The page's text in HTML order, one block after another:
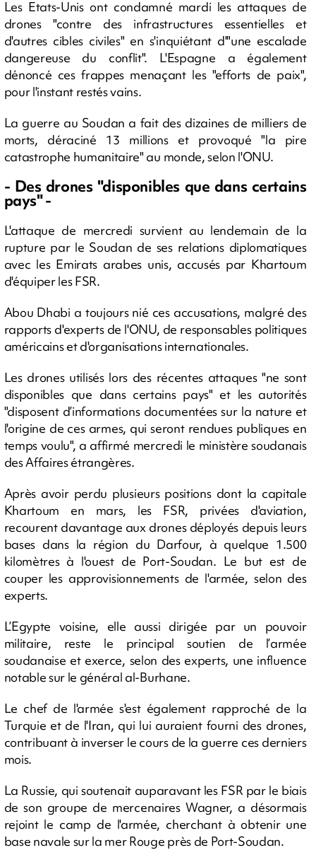
Les Etats-Unis ont condamné mardi les attaques de
drones "contre des infrastructures essentielles et
d'autres cibles civiles" en s'inquiétant d'"une escalade
dangereuse du conflit". L'Espagne a également
dénoncé ces frappes menaçant les "efforts de paix",
pour l'instant restés vains.
La guerre au Soudan a fait des dizaines de milliers de
morts, déraciné 13 millions et provoqué "la pire
catastrophe humanitaire" au monde, selon l'ONU.
- Des drones "disponibles que dans certains
pays" -
L'attaque de mercredi survient au lendemain de la
rupture par le Soudan de ses relations diplomatiques
avec les Emirats arabes unis, accusés par Khartoum
d'équiper les FSR.
Abou Dhabi a toujours nié ces accusations, malgré des
rapports d'experts de l'ONU, de responsables politiques
américains et d'organisations internationales.
Les drones utilisés lors des récentes attaques "ne sont
disponibles que dans certains pays" et les autorités
"disposent d’informations documentées sur la nature et
l'origine de ces armes, qui seront rendues publiques en
temps voulu", a affirmé mercredi le ministère soudanais
des Affaires étrangères.
Après avoir perdu plusieurs positions dont la capitale
Khartoum en mars, les FSR, privées d'aviation,
recourent davantage aux drones déployés depuis leurs
bases dans la région du Darfour, à quelque 1.500
kilomètres à l'ouest de Port-Soudan. Le but est de
couper les approvisionnements de l'armée, selon des
experts.
L’Egypte voisine, elle aussi dirigée par un pouvoir
militaire, reste le principal soutien de l’armée
soudanaise et exerce, selon des experts, une influence
notable sur le général al-Burhane.
Le chef de l'armée s'est également rapproché de la
Turquie et de l'Iran, qui lui auraient fourni des drones,
contribuant à inverser le cours de la guerre ces derniers
mois.
La Russie, qui soutenait auparavant les FSR par le biais
de son groupe de mercenaires Wagner, a désormais
rejoint le camp de l'armée, cherchant à obtenir une
base navale sur la mer Rouge près de Port-Soudan.